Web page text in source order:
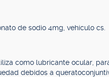
de sodio 4mg, vehículo cs.
como lubricante ocular,
debidos a